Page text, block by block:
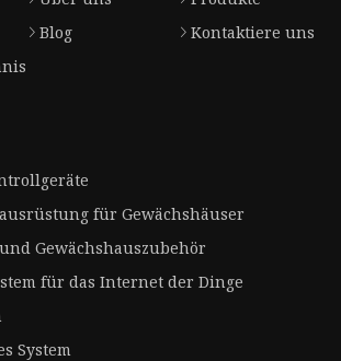
Blog
Kontaktiere uns
für Gewächshäuser
Gewächshauszubehör
für das Internet der Dinge
System